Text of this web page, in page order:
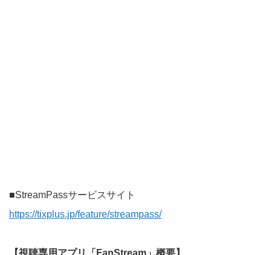
■StreamPassサービスサイト
https://tixplus.jp/feature/streampass/